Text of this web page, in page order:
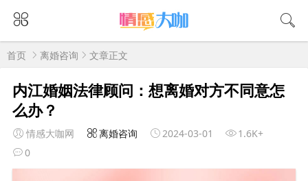
首页 离婚咨询 文章正文
内江婚姻法律顾问：想离婚对方不同意怎
么办？
情感大咖网 离婚咨询 2024-03-01
1.6K+
0